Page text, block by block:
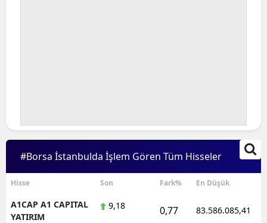
#Borsa İstanbulda İşlem Gören Tüm Hisseler
Hisse Son Fark% En Düşük
A1CAP A1 CAPITAL
YATIRIM
9,18 0,77 83.586.085,41